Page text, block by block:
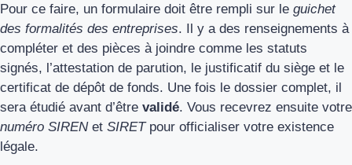
Pour ce faire, un formulaire doit être rempli sur le guichet
des formalités des entreprises. Il y a des renseignements à
compléter et des pièces à joindre comme les statuts
signés, l’attestation de parution, le justificatif du siège et le
certificat de dépôt de fonds. Une fois le dossier complet, il
sera étudié avant d’être validé. Vous recevrez ensuite votre
numéro SIRENet SIRETpour officialiser votre existence
légale.